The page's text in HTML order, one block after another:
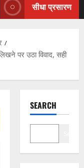
सीधा प्रसारण
पर उठा विवाद, सही
SEARCH